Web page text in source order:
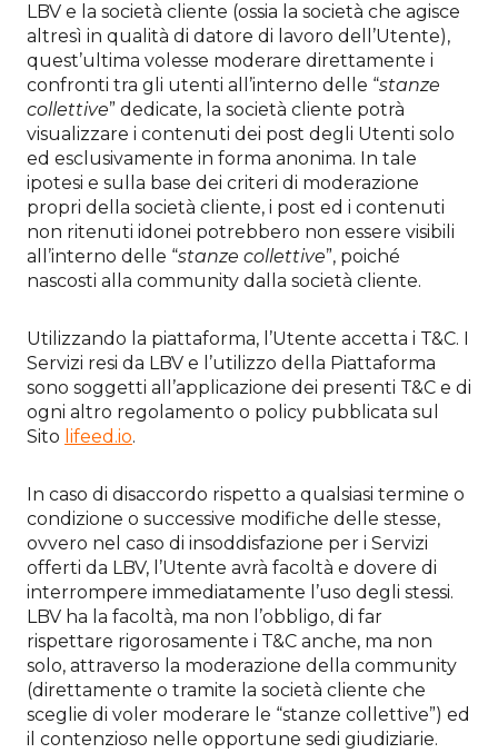
LBV e la società cliente (ossia la società che agisce
altresì in qualità di datore di lavoro dell’Utente),
quest’ultima volesse moderare direttamente i
confronti tra gli utenti all’interno delle “stanze
collettive” dedicate, la società cliente potrà
visualizzare i contenuti dei post degli Utenti solo
ed esclusivamente in forma anonima. In tale
ipotesi e sulla base dei criteri di moderazione
propri della società cliente, i post ed i contenuti
non ritenuti idonei potrebbero non essere visibili
all’interno delle “stanze collettive”, poiché
nascosti alla community dalla società cliente.
Utilizzando la piattaforma, l’Utente accetta i T&C. I
Servizi resi da LBV e l’utilizzo della Piattaforma
sono soggetti all’applicazione dei presenti T&C e di
ogni altro regolamento o policy pubblicata sul
Sito lifeed.io.
In caso di disaccordo rispetto a qualsiasi termine o
condizione o successive modifiche delle stesse,
ovvero nel caso di insoddisfazione per i Servizi
offerti da LBV, l’Utente avrà facoltà e dovere di
interrompere immediatamente l’uso degli stessi.
LBV ha la facoltà, ma non l’obbligo, di far
rispettare rigorosamente i T&C anche, ma non
solo, attraverso la moderazione della community
(direttamente o tramite la società cliente che
sceglie di voler moderare le “stanze collettive”) ed
il contenzioso nelle opportune sedi giudiziarie.